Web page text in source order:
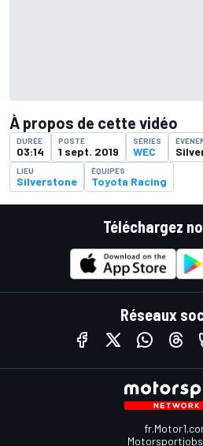
À propos de cette vidéo
DURÉE
03:14
POSTÉ
1 sept. 2019
SÉRIES
WEC
LIEU
Silverstone
ÉQUIPES
Toyota Racing
Téléchargez
Réseaux